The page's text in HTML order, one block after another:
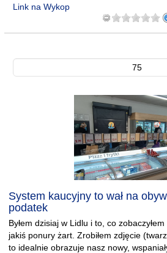
Link na Wykop
75
System kaucyjny to wał na
podatek
Byłem dzisiaj w Lidlu i to, co
jakiś ponury żart. Zrobiłem zdjęcie
to idealnie obrazuje nasz nowy,